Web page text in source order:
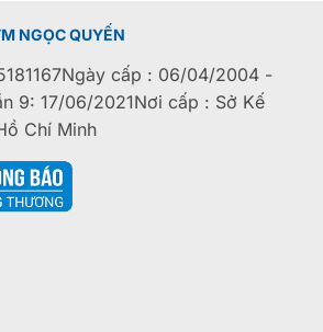
NGỌC QUYẾN
cấp : 06/04/2004 -
9: 17/06/2021Nơi cấp : Sở Kế
Chí Minh